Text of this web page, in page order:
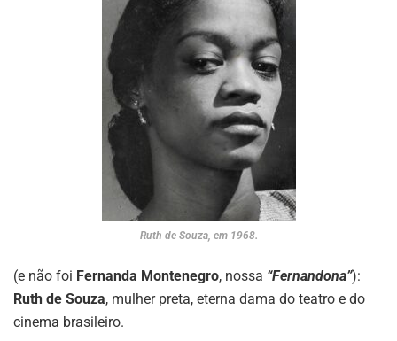
Ruth de Souza, em 1968.
(e não foi Fernanda Montenegro, nossa “Fernandona”):
Ruth de Souza, mulher preta, eterna dama do teatro e do
cinema brasileiro.